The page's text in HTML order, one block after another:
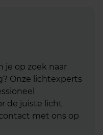
je op zoek naar
Onze lichtexperts
de juiste licht
met ons op